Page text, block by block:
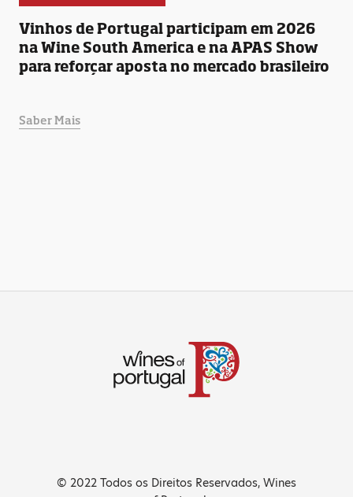
Vinhos de Portugal participam em 2026
na Wine South America e na APAS Show
para reforçar aposta no mercado brasileiro
Saber Mais
© 2022 Todos os Direitos Reservados, Wines